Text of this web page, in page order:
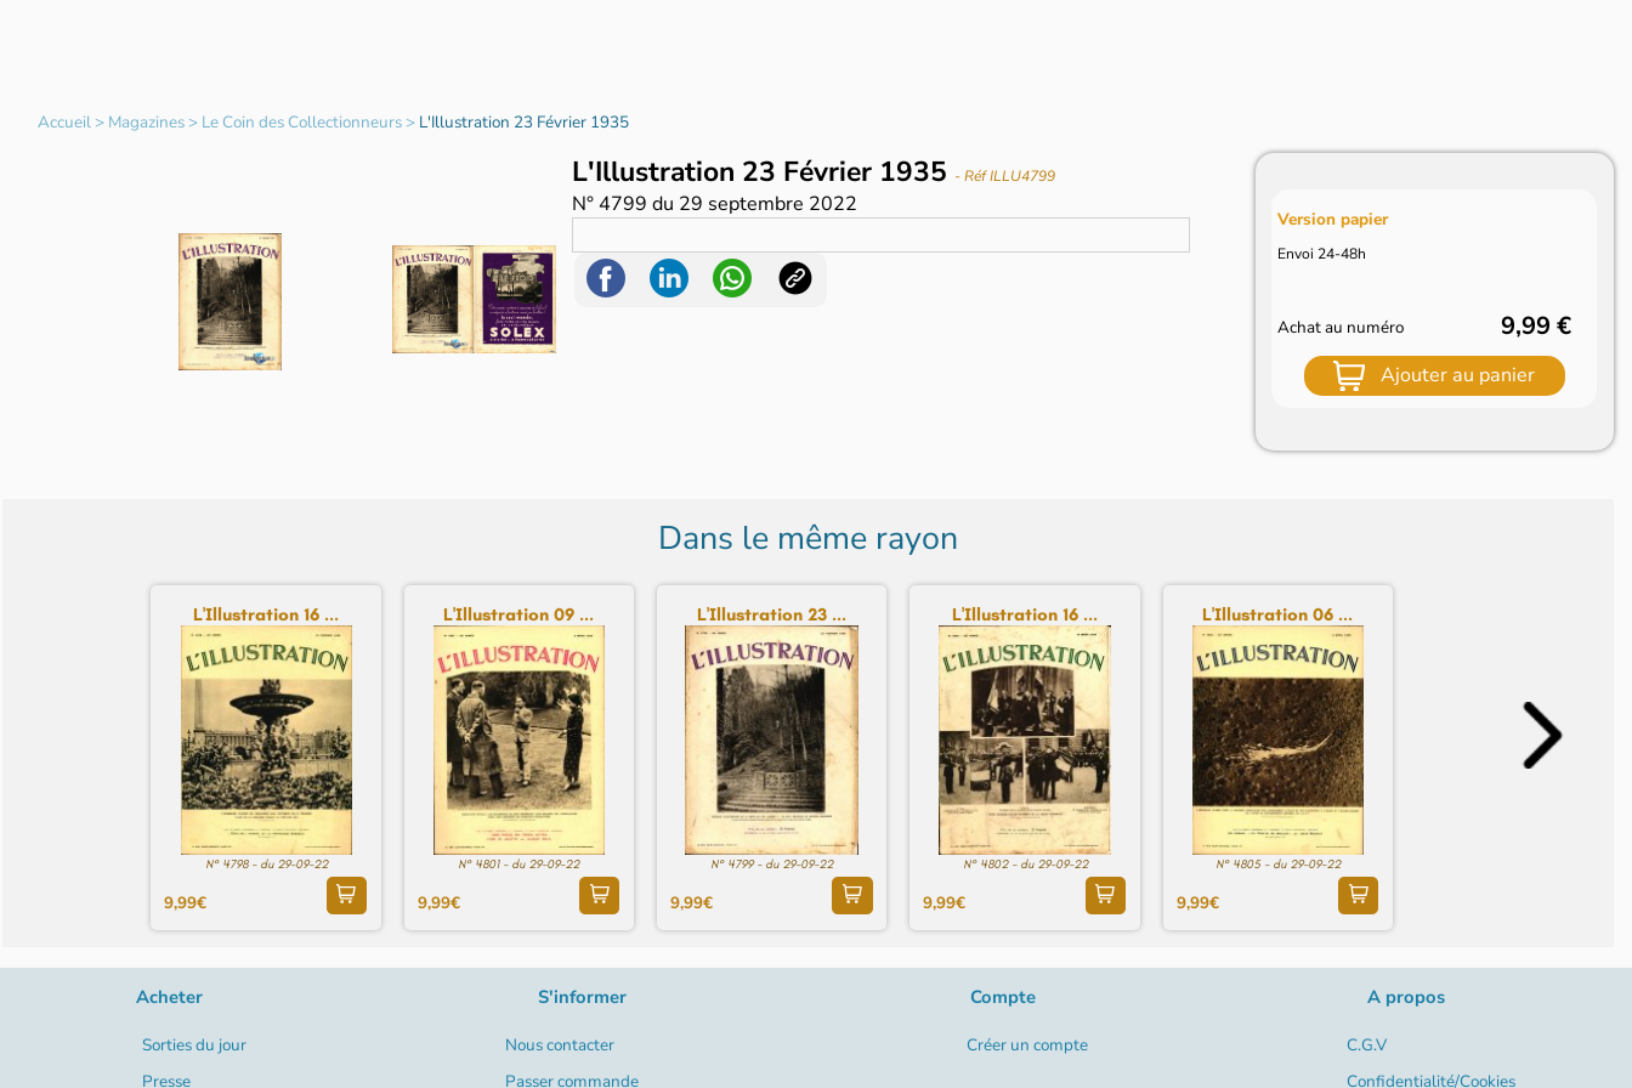
Accueil> Magazines> Le Coin des Collectionneurs> L'Illustration 23 Février 1935
L'Illustration 23 Février 1935 - Réf ILLU4799
N°4799 du 29 septembre 2022
Version papier
Envoi 24-48h
Achat au numéro 9,99 €
Ajouter au panier
Dans le même rayon
L'Illustration 16 ...
N° 4798 - du 29-09-22
9,99€
L'Illustration 09 ...
N° 4801 - du 29-09-22
9,99€
L'Illustration 23 ...
N° 4799 - du 29-09-22
9,99€
L'Illustration 16 ...
N° 4802 - du 29-09-22
9,99€
L'Illustration 06 ...
N° 4805 - du 29-09-22
9,99€
Acheter
Sorties du jour
Presse
S'informer
Nous contacter
Passer commande
Compte
Créer un compte
A propos
C.G.V
Confidentialité/Cookies